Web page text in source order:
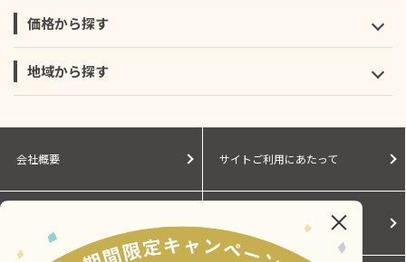
価格から探す
地域から探す
会社概要 サイトご利用にあたって